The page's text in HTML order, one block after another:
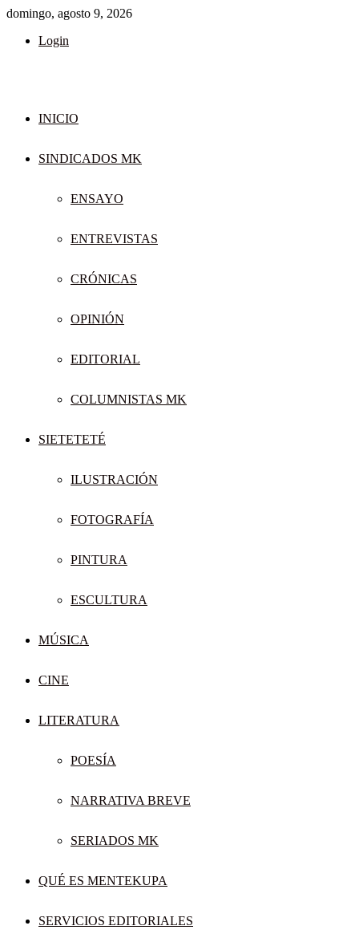
domingo, agosto 9, 2026
Login
INICIO
SINDICADOS MK
ENSAYO
ENTREVISTAS
CRÓNICAS
OPINIÓN
EDITORIAL
COLUMNISTAS MK
SIETETETÉ
ILUSTRACIÓN
FOTOGRAFÍA
PINTURA
ESCULTURA
MÚSICA
CINE
LITERATURA
POESÍA
NARRATIVA BREVE
SERIADOS MK
QUÉ ES MENTEKUPA
SERVICIOS EDITORIALES